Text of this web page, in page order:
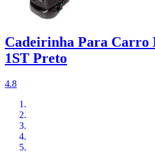
Cadeirinha Para
1ST Preto
4.8